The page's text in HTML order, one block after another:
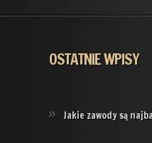
OSTATNIE WPISY
Jakie zawody są